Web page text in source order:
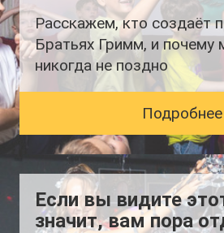
Расскажем, кто создаёт
Братьях Гримм, и почему
никогда не поздно
Подробнее
Если вы видите
значит, вам пора